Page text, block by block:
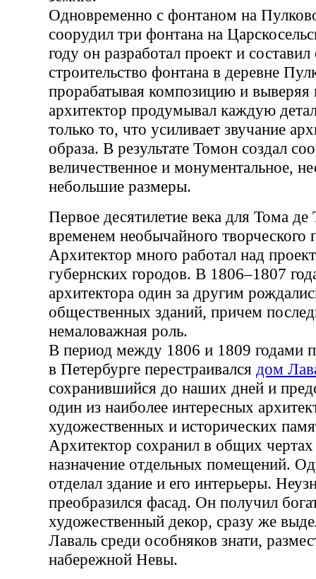
Одновременно с фонтаном на
соорудил три фонтана на
году он разработал проект и
строительство фонтана в деревне
прорабатывая композицию и
архитектор продумывал каждую
только то, что усиливает звучание
образа. В результате Томон создал
величественное и монументальное,
небольшие размеры.
Первое десятилетие века для Тома
временем необычайного творческого
Архитектор много работал над
губернских городов. В 1806–1807
архитектора один за другим
общественных зданий, причем
немаловажная роль.
В период между 1806 и 1809 годами
в Петербурге перестраивался дом
сохранившийся до наших дней и
один из наиболее интересных
художественных и исторических
Архитектор сохранил в общих
назначение отдельных помещений.
отделал здание и его интерьеры.
преобразился фасад. Он получил
художественный декор, сразу же
Лаваль среди особняков знати,
набережной Невы.